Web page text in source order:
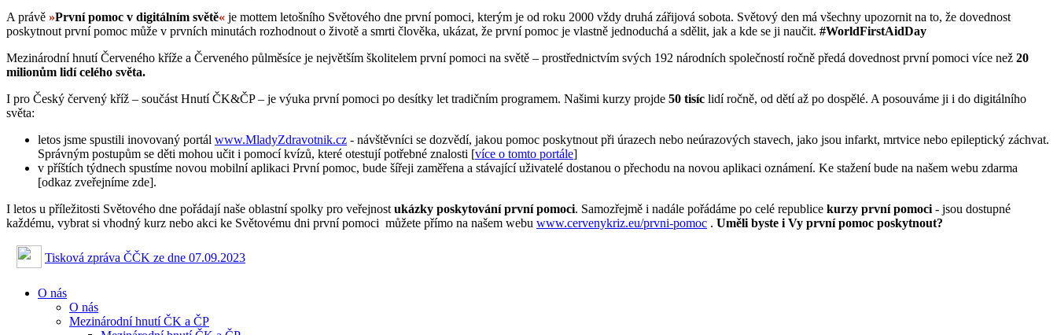
A právě »První pomoc v digitálním světě« je mottem letošního Světového dne první pomoci, kterým je od roku 2000 vždy druhá zářijová sobota. Světový den má všechny upozornit na to, že dovednost
poskytnout první pomoc může v prvních minutách rozhodnout o životě a smrti člověka, ukázat, že první pomoc je vlastně jednoduchá a sdělit, jak a kde se ji naučit. #WorldFirstAidDay
Mezinárodní hnutí Červeného kříže a Červeného půlměsíce je největším školitelem první pomoci na světě – prostřednictvím svých 192 národních společností ročně předá dovednost první pomoci více než 20
milionům lidí celého světa.
I pro Český červený kříž – součást Hnutí ČK&ČP – je výuka první pomoci po desítky let tradičním programem. Našimi kurzy projde 50 tisíc lidí ročně, od dětí až po dospělé. A posouváme ji i do digitálního
světa:
letos jsme spustili inovovaný portál www.MladyZdravotnik.cz - návštěvníci se dozvědí, jakou pomoc poskytnout při úrazech nebo neúrazových stavech, jako jsou infarkt, mrtvice nebo epileptický záchvat.
Správným postupům se děti mohou učit i pomocí kvízů, které otestují potřebné znalosti [více o tomto portále]
v příštích týdnech spustíme novou mobilní aplikaci První pomoc, bude šířeji zaměřena a stávající uživatelé dostanou o přechodu na novou aplikaci oznámení. Ke stažení bude na našem webu zdarma
[odkaz zveřejníme zde].
I letos u příležitosti Světového dne pořádají naše oblastní spolky pro veřejnost ukázky poskytování první pomoci. Samozřejmě i nadále pořádáme po celé republice kurzy první pomoci - jsou dostupné
každému, vybrat si vhodný kurz nebo akci ke Světovému dni první pomoci můžete přímo na našem webu www.cervenykriz.eu/prvni-pomoc . Uměli byste i Vy první pomoc poskytnout?
Tisková zpráva ČČK ze dne 07.09.2023
O nás
O nás
Mezinárodní hnutí ČK a ČP